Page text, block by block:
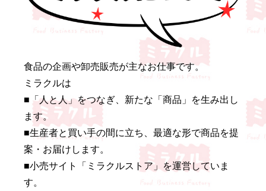
食品の企画や卸売販売が主なお仕事です。
ミラクルは
■「人と人」をつなぎ、新たな「商品」を生み出し
ます。
■生産者と買い手の間に立ち、最適な形で商品を提
案・お届けします。
■小売サイト「ミラクルストア」を運営していま
す。